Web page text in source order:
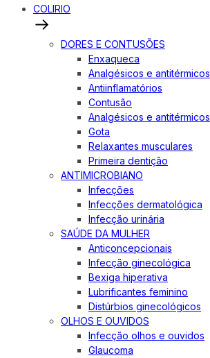
COLIRIO
DORES E CONTUSÕES
Enxaqueca
Analgésicos e antitérmicos
Antiinflamatórios
Contusão
Analgésicos e antitérmicos
Gota
Relaxantes musculares
Primeira dentição
ANTIMICROBIANO
Infecções
Infecções dermatológica
Infecção urinária
SAÚDE DA MULHER
Anticoncepcionais
Infecção ginecológica
Bexiga hiperativa
Lubrificantes feminino
Distúrbios ginecológicos
OLHOS E OUVIDOS
Infecção olhos e ouvidos
Glaucoma